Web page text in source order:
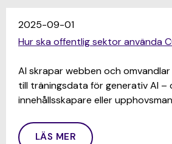
2025-09-01
Hur ska offentlig sektor använda
AI skrapar webben och
till träningsdata för generativ AI
innehållsskapare eller
LÄS MER